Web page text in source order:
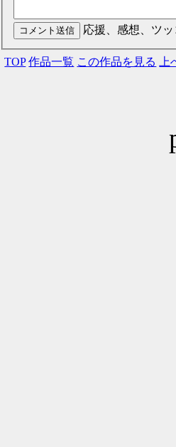
応援、感想、ツ
TOP 作品一覧 この作品を見る 上